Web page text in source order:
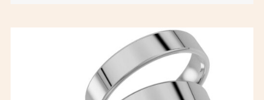
Prisintervall:
15800 kr
till
22000 kr
Den
produkten
har